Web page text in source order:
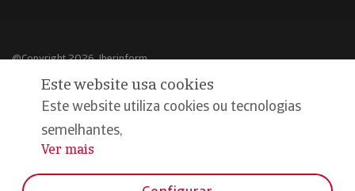
@Copyright 2026, Iberinform
Política de cookies
Declaração de privacidade
Compromisso qualidade e segurança
Este website usa cookies
Este website utiliza cookies ou tecnologias
semelhantes,
...
Ver mais